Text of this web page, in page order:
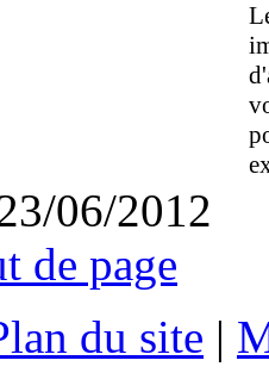
06/2012
de page
du site |